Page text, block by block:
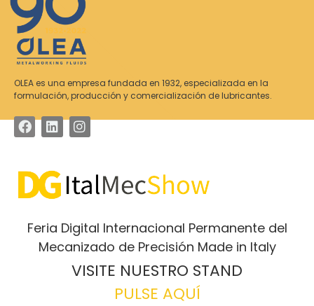
OLEA es una empresa fundada en 1932, especializada en la
formulación, producción y comercialización de lubricantes.
Feria Digital Internacional Permanente del
Mecanizado de Precisión Made in Italy
VISITE NUESTRO STAND
PULSE AQUÍ